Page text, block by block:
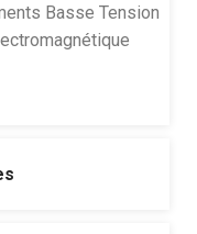
Basse Tension